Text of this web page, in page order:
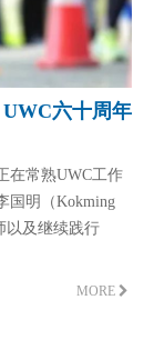
六十周年
在常熟UWC工作
国明（Kokming
以及继续践行
MORE